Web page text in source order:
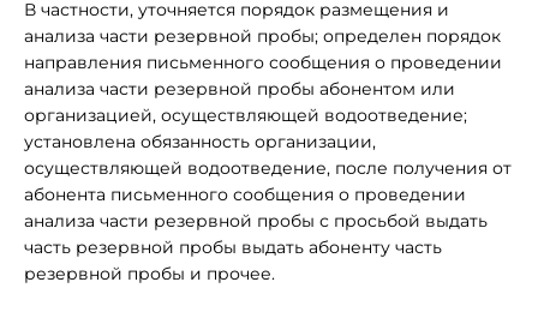
В частности, уточняется порядок размещения и
анализа части резервной пробы; определен порядок
направления письменного сообщения о проведении
анализа части резервной пробы абонентом или
организацией, осуществляющей водоотведение;
установлена обязанность организации,
осуществляющей водоотведение, после получения от
абонента письменного сообщения о проведении
анализа части резервной пробы с просьбой выдать
часть резервной пробы выдать абоненту часть
резервной пробы и прочее.